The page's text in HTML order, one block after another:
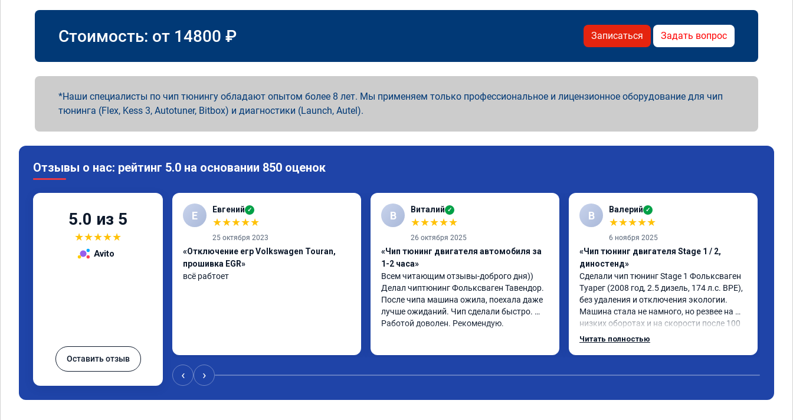
Стоимость: от 14800 ₽ Записаться Задать вопрос
Наши специалисты по чип тюнингу обладают опытом более 8 лет. Мы применяем только профессиональное и лицензионное оборудование для чип
тюнинга (Flex, Kess 3, Autotuner, Bitbox) и диагностики (Launch, Autel).
Отзывы о нас: рейтинг 5.0 на основании 850 оценок
5.0 из 5
★★★★★
Avito
Оставить отзыв
Е Евгений ✓
★★★★★
25 октября 2023
«Отключение егр Volkswagen Touran,
прошивка EGR»
всё рабтоет
В Виталий ✓
★★★★★
26 октября 2025
«Чип тюнинг двигателя автомобиля за
1-2 часа»
Всем читающим отзывы-доброго дня))
Делал чиптюнинг Фольксваген Тавендор.
После чипа машина ожила, поехала даже
лучше ожиданий. Чип сделали быстро.
Работой доволен. Рекомендую.
В Валерий ✓
★★★★★
6 ноября 2025
«Чип тюнинг двигателя Stage 1 / 2,
диностенд»
Сделали чип тюнинг Stage 1 Фольксваген
Туарег (2008 год, 2.5 дизель, 174 л.с. BPE),
без удаления и отключения экологии.
Машина стала не намного, но резвее на
низких оборотах и на скорости после 100
км/ч при обгонах.
Читать полностью
‹ ›